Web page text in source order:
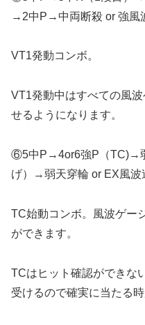
→2中P→中両断殺 or 強風
VT1発動コンボ。
VT1発動中はすべての風
せるようになります。
⑥5中P→4or6強P（TC)→
げ）→弱天穿輪 or EX風波
TC始動コンボ。風波ゲー
ができます。
TCはヒット確認ができな
受けるので確実に当たる時